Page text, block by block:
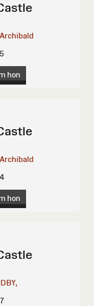
Archibald
hon
Archibald
hon